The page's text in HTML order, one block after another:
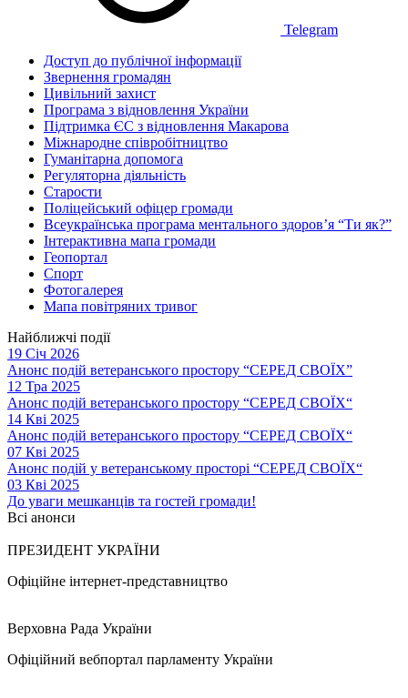
Telegram
Доступ до публічної інформації
Звернення громадян
Цивільний захист
Програма з відновлення України
Підтримка ЄС з відновлення Макарова
Міжнародне співробітництво
Гуманітарна допомога
Регуляторна діяльність
Старости
Поліцейський офіцер громади
Всеукраїнська програма ментального здоров’я “Ти як?”
Інтерактивна мапа громади
Геопортал
Спорт
Фотогалерея
Мапа повітряних тривог
Найближчі події
19 Січ 2026
Анонс подій ветеранського простору “СЕРЕД СВОЇХ”
12 Тра 2025
Анонс подій ветеранського простору “СЕРЕД СВОЇХ“
14 Кві 2025
Анонс подій ветеранського простору “СЕРЕД СВОЇХ“
07 Кві 2025
Анонс подій у ветеранському просторі “СЕРЕД СВОЇХ“
03 Кві 2025
До уваги мешканців та гостей громади!
Всі анонси
ПРЕЗИДЕНТ УКРАЇНИ
Офіційне інтернет-представництво
Верховна Рада України
Офіційний вебпортал парламенту України